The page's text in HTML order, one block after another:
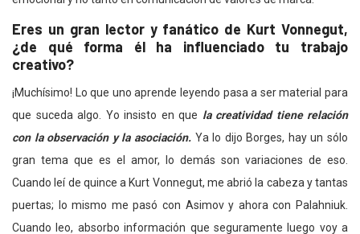
Eres un gran lector y fanático de Kurt Vonnegut,
¿de qué forma él ha influenciado tu trabajo
creativo?
¡Muchísimo! Lo que uno aprende leyendo pasa a ser material para
que suceda algo. Yo insisto en que la creatividad tiene relación
con la observación y la asociación.Ya lo dijo Borges, hay un sólo
gran tema que es el amor, lo demás son variaciones de eso.
Cuando leí de quince a Kurt Vonnegut, me abrió la cabeza y tantas
puertas; lo mismo me pasó con Asimov y ahora con Palahniuk.
Cuando leo, absorbo información que seguramente luego voy a